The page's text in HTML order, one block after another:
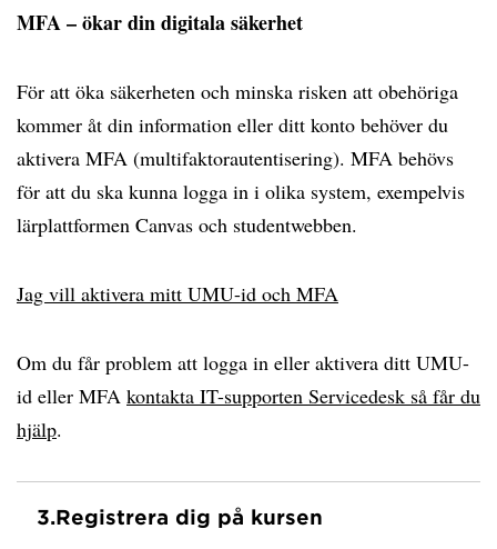
MFA – ökar din digitala säkerhet
För att öka säkerheten och minska risken att obehöriga
kommer åt din information eller ditt konto behöver du
aktivera MFA (multifaktorautentisering). MFA behövs
för att du ska kunna logga in i olika system, exempelvis
lärplattformen Canvas och studentwebben.
Jag vill aktivera mitt UMU-id och MFA
Om du får problem att logga in eller aktivera ditt UMU-
id eller MFA kontakta IT-supporten Servicedesk så får du
hjälp.
3.Registrera dig på kursen